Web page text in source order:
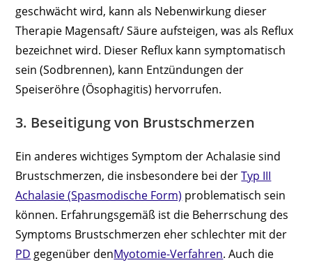
geschwächt wird, kann als Nebenwirkung dieser
Therapie Magensaft/ Säure aufsteigen, was als Reflux
bezeichnet wird. Dieser Reflux kann symptomatisch
sein (Sodbrennen), kann Entzündungen der
Speiseröhre (Ösophagitis) hervorrufen.
3. Beseitigung von Brustschmerzen
Ein anderes wichtiges Symptom der Achalasie sind
Brustschmerzen, die insbesondere bei derTyp III
Achalasie (Spasmodische Form) problematisch sein
können. Erfahrungsgemäß ist die Beherrschung des
Symptoms Brustschmerzen eher schlechter mit der
PD gegenüber denMyotomie-Verfahren. Auch die